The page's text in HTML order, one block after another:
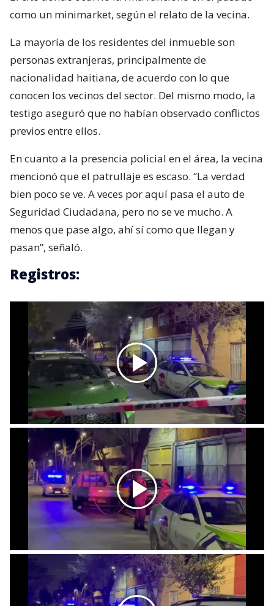
como un minimarket, según el relato de la vecina.
La mayoría de los residentes del inmueble son
personas extranjeras, principalmente de
nacionalidad haitiana, de acuerdo con lo que
conocen los vecinos del sector. Del mismo modo, la
testigo aseguró que no habían observado conflictos
previos entre ellos.
En cuanto a la presencia policial en el área, la vecina
mencionó que el patrullaje es escaso. “La verdad
bien poco se ve. A veces por aquí pasa el auto de
Seguridad Ciudadana, pero no se ve mucho. A
menos que pase algo, ahí sí como que llegan y
pasan”, señaló.
Registros: